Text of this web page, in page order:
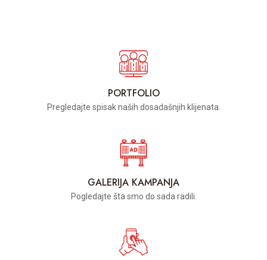
PORTFOLIO
Pregledajte spisak naših dosadašnjih klijenata.
GALERIJA KAMPANJA
Pogledajte šta smo do sada radili.